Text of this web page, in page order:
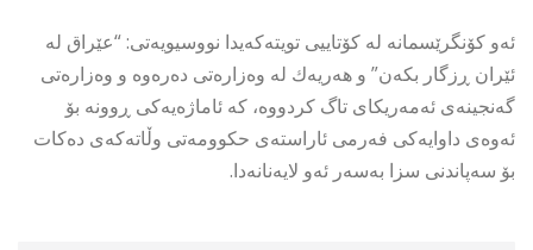
ئەو كۆنگرێسمانە لە كۆتاییی تویتەكەیدا نووسیویەتی: “عێراق لە
ئێران ڕزگار بكەن” و هەریەك لە وەزارەتی دەرەوە و وەزارەتی
گەنجینەی ئەمەریكای تاگ كردووە، كە ئاماژەیەكی ڕوونە بۆ
ئەوەی داوایەكی فەرمی ئاراستەی حكوومەتی وڵاتەكەی دەكات
بۆ سەپاندنی سزا بەسەر ئەو لایەنانەدا.